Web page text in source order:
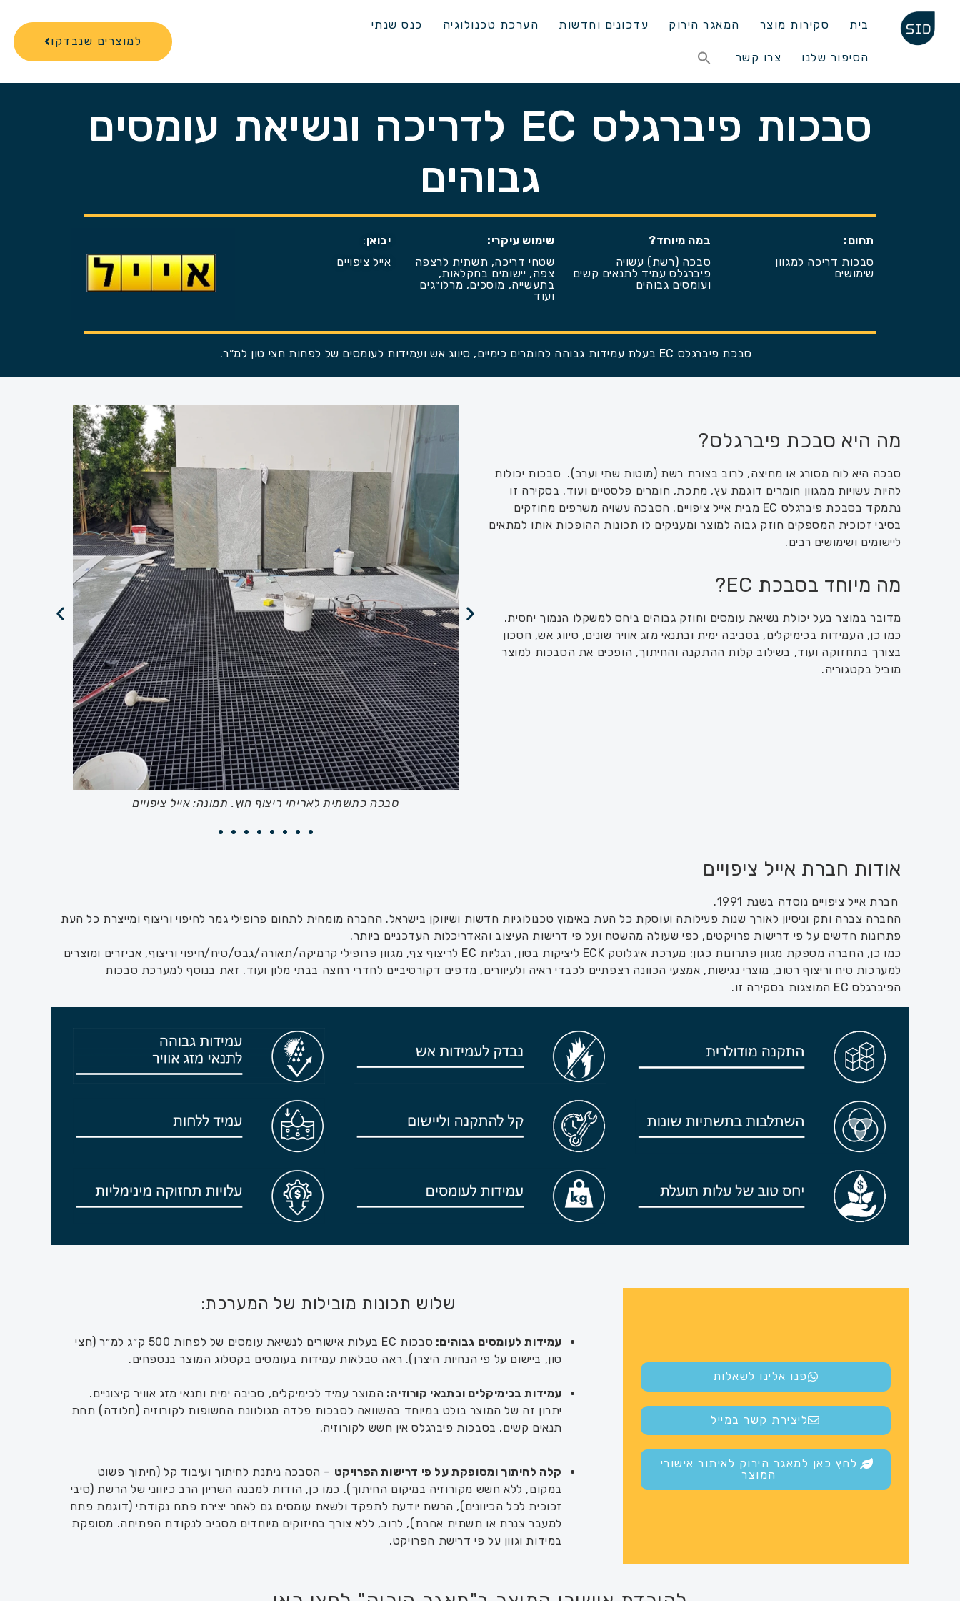
בית סקירות מוצר המאגר הירוק עדכונים וחדשות הערכת טכנולוגיה כנס שנתי
הסיפור שלנו צרו קשר
Search
for:
למוצרים שנבדקו
סבכות פיברגלס EC לדריכה ונשיאת עומסים
גבוהים
תחום:
סבכות דריכה למגוון
שימושים
במה מיוחד?
סבכה (רשת) עשויה
פיברגלס עמיד לתנאים קשים
ועומסים גבוהים
שימוש עיקרי:
שטחי דריכה, תשתית לרצפה
צפה, יישומים בחקלאות,
בתעשייה, מוסכים, מרלו״גים
ועוד
יבואן:
אייל ציפויים
סבכת פיברגלס EC בעלת עמידות גבוהה לחומרים כימיים, סיווג אש ועמידות לעומסים של לפחות חצי טון למ״ר.
מה היא סבכת פיברגלס?
סבכה היא לוח מסורג או מחיצה, לרוב בצורת רשת (מוטות שתי וערב). סבכות יכולות
להיות עשויות ממגוון חומרים דוגמת עץ, מתכת, חומרים פלסטיים ועוד. בסקירה זו
נתמקד בסבכת פיברגלס EC מבית אייל ציפויים. הסבכה עשויה משרפים מחוזקים
בסיבי זכוכית המספקים חוזק גבוה למוצר ומעניקים לו תכונות ההופכות אותו למתאים
ליישומים ושימושים רבים.
מה מיוחד בסבכת EC?
מדובר במוצר בעל יכולת נשיאת עומסים וחוזק גבוהים ביחס למשקלו הנמוך יחסית.
כמו כן, העמידות בכימיקלים, בסביבה ימית ובתנאי מזג אוויר שונים, סיווג אש, חסכון
בצורך בתחזוקה ועוד, בשילוב קלות ההתקנה והחיתוך, הופכים את הסבכות למוצר
מוביל בקטגוריה.
פתח גישה לניקוז בסבכה. תמונה: אייל ציפויים
אודות חברת אייל ציפויים
חברת אייל ציפויים נוסדה בשנת 1991.
החברה צברה ותק וניסיון לאורך שנות פעילותה ועוסקת כל העת באימוץ טכנולוגיות חדשות ושיווקן בישראל. החברה מומחית לתחום פרופילי גמר לחיפוי וריצוף ומייצרת כל העת
פתרונות חדשים על פי דרישות פרויקטים, כפי שעולה מהשטח ועל פי דרישות העיצוב והאדריכלות העדכניים ביותר.
כמו כן, החברה מספקת מגוון פתרונות כגון: מערכת איגלוטק ECK ליציקות בטון, רגליות EC לריצוף צף, מגוון פרופילי קרמיקה/תאורה/גבס/טיח/חיפוי וריצוף, אביזרים ומוצרים
למערכות טיח וריצוף רטוב, מוצרי נגישות, אמצעי הכוונה רצפתיים לכבדי ראיה ולעיוורים, מדפים דקורטיביים לחדרי רחצה בבתי מלון ועוד. זאת בנוסף למערכת סבכות
הפיברגלס EC המוצגות בסקירה זו.
פנו אלינו לשאלות
ליצירת קשר במייל
לחץ כאן למאגר הירוק לאיתור אישורי
המוצר
שלוש תכונות מובילות של המערכת:
עמידות לעומסים גבוהים:
סבכות EC בעלות אישורים לנשיאת עומסים של לפחות 500 ק״ג למ״ר (חצי
טון, ביישום על פי הנחיות היצרן). ראה טבלאות עמידות בעומסים בקטלוג המוצר בנספחים.
עמידות בכימיקלים ובתנאי קורוזיה: המוצר עמיד לכימיקלים, סביבה ימית ותנאי מזג אוויר קיצוניים.
יתרון זה של המוצר בולט במיוחד בהשוואה לסבכות פלדה מגולוונת החשופות לקורוזיה (חלודה) תחת
תנאים קשים. בסבכות פיברגלס אין חשש לקורוזיה.
קלה לחיתוך ומסופקת על פי דרישות הפרויקט – הסבכה ניתנת לחיתוך ועיבוד קל (חיתוך פשוט
במקום, ללא חשש מקורוזיה במיקום החיתוך). כמו כן, הודות למבנה השריון הרב כיוווני של הרשת (סיבי
זכוכית לכל הכיוונים), הרשת יודעת לתפקד ולשאת עומסים גם לאחר יצירת פתח נקודתי (דוגמת פתח
למעבר צנרת או תשתית אחרת), לרוב, ללא צורך בחיזוקים מיוחדים מסביב לנקודת הפתיחה. מסופקת
במידות וגוון על פי דרישת הפרויקט.